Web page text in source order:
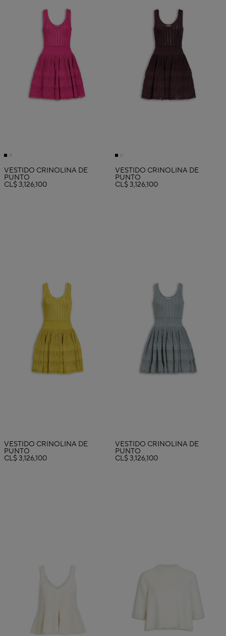
VESTIDO CRINOLINA DE
PUNTO
CL$ 3,126,100
VESTIDO CRINOLINA DE
PUNTO
CL$ 3,126,100
VESTIDO CRINOLINA DE
PUNTO
CL$ 3,126,100
VESTIDO CRINOLINA DE
PUNTO
CL$ 3,126,100